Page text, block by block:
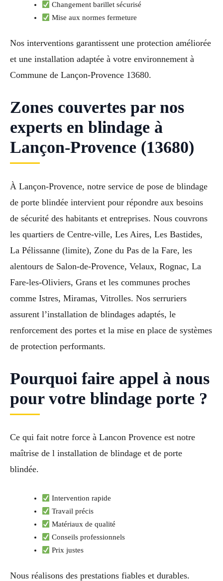
Changement barillet sécurisé
Mise aux normes fermeture
Nos interventions garantissent une protection améliorée
et une installation adaptée à votre environnement à
Commune de Lançon-Provence 13680.
Zones couvertes par nos
experts en blindage à
Lançon-Provence (13680)
À Lançon-Provence, notre service de pose de blindage
de porte blindée intervient pour répondre aux besoins
de sécurité des habitants et entreprises. Nous couvrons
les quartiers de Centre-ville, Les Aires, Les Bastides,
La Pélissanne (limite), Zone du Pas de la Fare, les
alentours de Salon-de-Provence, Velaux, Rognac, La
Fare-les-Oliviers, Grans et les communes proches
comme Istres, Miramas, Vitrolles. Nos serruriers
assurent l’installation de blindages adaptés, le
renforcement des portes et la mise en place de systèmes
de protection performants.
Pourquoi faire appel à nous
pour votre blindage porte ?
Ce qui fait notre force à Lancon Provence est notre
maîtrise de l installation de blindage et de porte
blindée.
Intervention rapide
Travail précis
Matériaux de qualité
Conseils professionnels
Prix justes
Nous réalisons des prestations fiables et durables.